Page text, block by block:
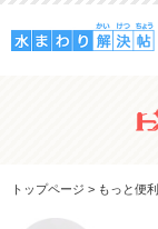
トップページ > もっと便